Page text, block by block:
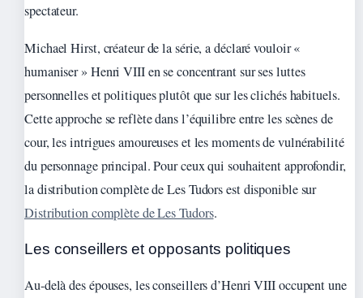
spectateur.
Michael Hirst, créateur de la série, a déclaré vouloir «
humaniser » Henri VIII en se concentrant sur ses luttes
personnelles et politiques plutôt que sur les clichés habituels.
Cette approche se reflète dans l’équilibre entre les scènes de
cour, les intrigues amoureuses et les moments de vulnérabilité
du personnage principal. Pour ceux qui souhaitent approfondir,
la distribution complète de Les Tudors est disponible sur
Distribution complète de Les Tudors.
Les conseillers et opposants politiques
Au-delà des épouses, les conseillers d’Henri VIII occupent une